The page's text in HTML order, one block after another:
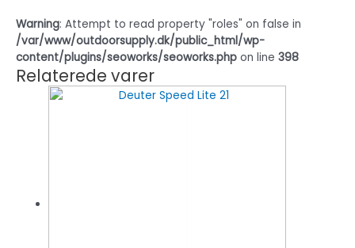
Warning: Attempt to read property "roles" on false in
/var/www/outdoorsupply.dk/public_html/wp-
content/plugins/seoworks/seoworks.php on line 398
Relaterede varer